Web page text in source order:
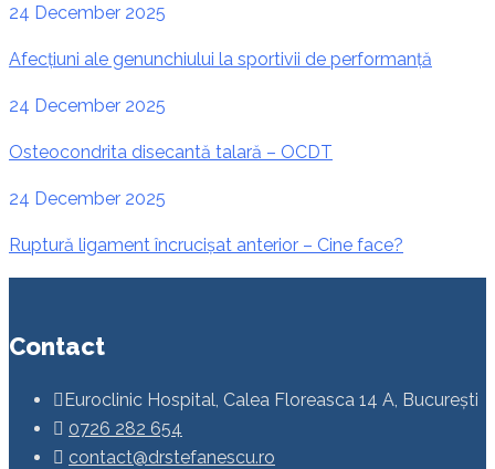
24 December 2025
Afecțiuni ale genunchiului la sportivii de performanță
24 December 2025
Osteocondrita disecantă talară – OCDT
24 December 2025
Ruptură ligament încrucișat anterior – Cine face?
Contact
Euroclinic Hospital, Calea Floreasca 14 A, București
0726 282 654
contact@drstefanescu.ro